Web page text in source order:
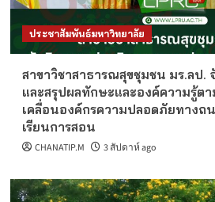
ประชาสัมพันธ์มหาวิทยาลัย
สาขาวิชาสาธารณสุขชุมชน มร.ลป.
และสรุปผลทักษะและองค์ความรู้ตา
เคลื่อนองค์กรความปลอดภัยทางถ
เรียนการสอน
CHANATIP.M 3 สัปดาห์ ago